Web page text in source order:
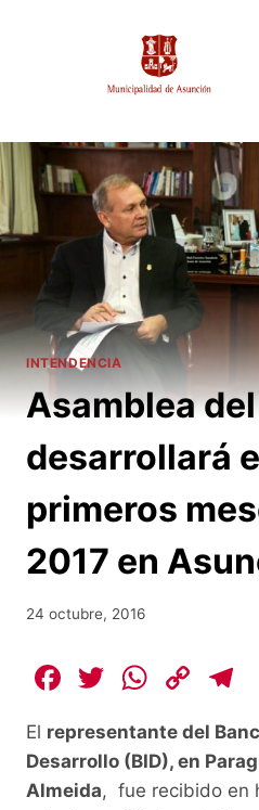
INTENDENCIA
Asamblea del
desarrollará
primeros
2017 en
24 octubre, 2016
F
c
e
T
itt
er
W
at
s
C
p
y
e
El representante del
Desarrollo (BID), en
Almeida, fue recibido en